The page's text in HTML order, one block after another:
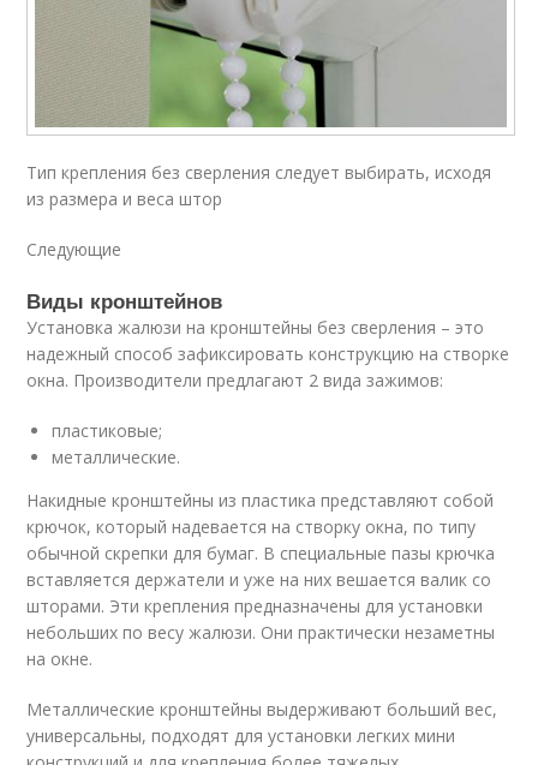
Тип крепления без сверления следует выбирать, исходя
из размера и веса штор
Следующие
Виды кронштейнов
Установка жалюзи на кронштейны без сверления – это
надежный способ зафиксировать конструкцию на створке
окна. Производители предлагают 2 вида зажимов:
пластиковые;
металлические.
Накидные кронштейны из пластика представляют собой
крючок, который надевается на створку окна, по типу
обычной скрепки для бумаг. В специальные пазы крючка
вставляется держатели и уже на них вешается валик со
шторами. Эти крепления предназначены для установки
небольших по весу жалюзи. Они практически незаметны
на окне.
Металлические кронштейны выдерживают больший вес,
универсальны, подходят для установки легких мини